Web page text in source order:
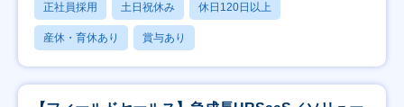
正社員採用 土日祝休み 休日120日以上
産休・育休あり 賞与あり